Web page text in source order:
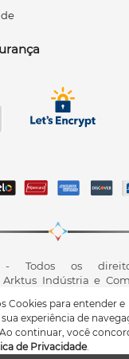
Cookies para entender e
experiência de
continuar, você
de Privacidade.
- Todos os
Indústria e
01.417.367/0001-
Industrial II,
900 - Fale
| Autorização de
- Para